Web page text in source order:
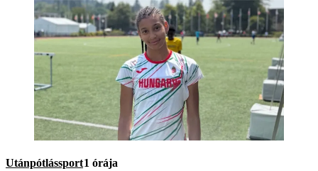
Utánpótlássport1 órája